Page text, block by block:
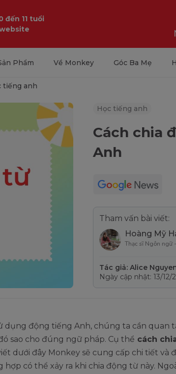
đến 11 tuổi
Phẩm Về Monkey Góc Ba Mẹ
tiếng anh
Học tiếng anh
Cách chia
Anh
Tham vấn bài viết:
Hoàng Mỹ
Thạc sĩ Ngôn ngữ
Tác giả: Alice
Ngày cập nhật: 13/12/
dụng động tiếng Anh, chúng ta cần quan
sao cho đúng ngữ pháp. Cụ thể cách
dưới đây Monkey sẽ cung cấp chi tiết và
có thể xảy ra khi chia động từ này.